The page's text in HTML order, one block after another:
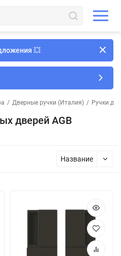
💥
/ Дверные ручки (Италия) / Ручки
дверей AGB
Название